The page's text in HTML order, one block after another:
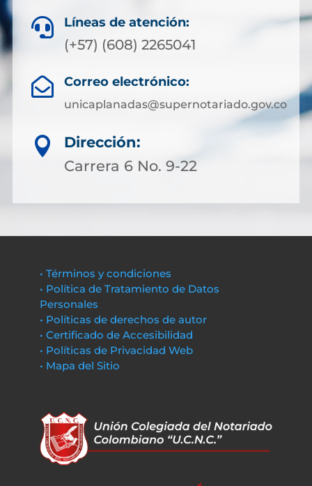
 Líneas de atención:
(+57) (608) 2265041
 Correo electrónico:
unicaplanadas@supernotariado.gov.co

Dirección:
Carrera 6 No. 9-22
• Términos y condiciones
• Política de Tratamiento de Datos
Personales
• Políticas de derechos de autor
• Certificado de Accesibilidad
• Políticas de Privacidad Web
• Mapa del Sitio